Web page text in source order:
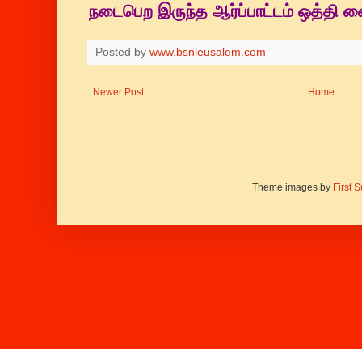
நடைபெற இருந்த ஆர்ப்பாட்டம் ஒத்தி
Posted by www.bsnleusalem.com
Newer Post Home
Theme images by First